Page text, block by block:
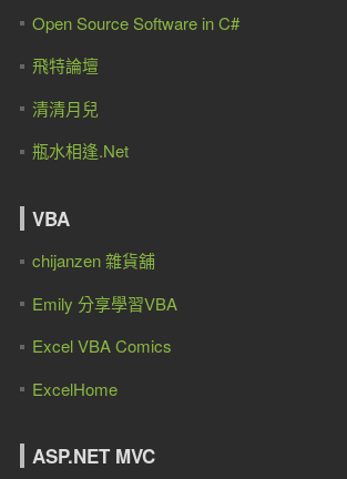
Open Source Software in C#
飛特論壇
清清月兒
瓶水相逢.Net
VBA
chijanzen 雜貨舖
Emily 分享學習VBA
Excel VBA Comics
ExcelHome
ASP.NET MVC